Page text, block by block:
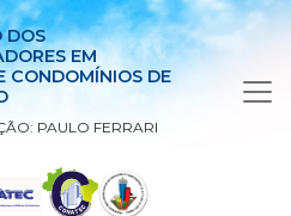
DOS
EM
CONDOMÍNIOS DE
PAULO FERRARI